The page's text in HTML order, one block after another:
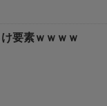
要素ｗｗｗｗ